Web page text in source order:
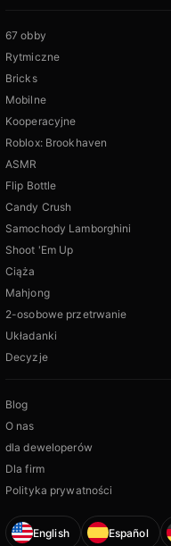
67 obby
Rytmiczne
Bricks
Mobilne
Kooperacyjne
Roblox: Brookhaven
ASMR
Flip Bottle
Candy Crush
Samochody Lamborghini
Shoot 'Em Up
Ciąża
Mahjong
2-osobowe przetrwanie
Układanki
Decyzje
Blog
O nas
dla deweloperów
Dla firm
Polityka prywatności
English Español